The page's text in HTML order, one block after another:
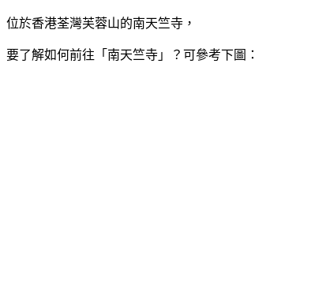
竺
位於香港荃灣芙蓉山的南天竺寺，
要了解如何前往「南天竺寺」？可參考下圖：